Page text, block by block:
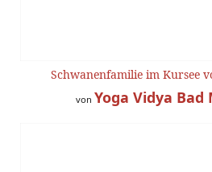
Schwanenfamilie im Kursee
von Yoga Vidya Bad